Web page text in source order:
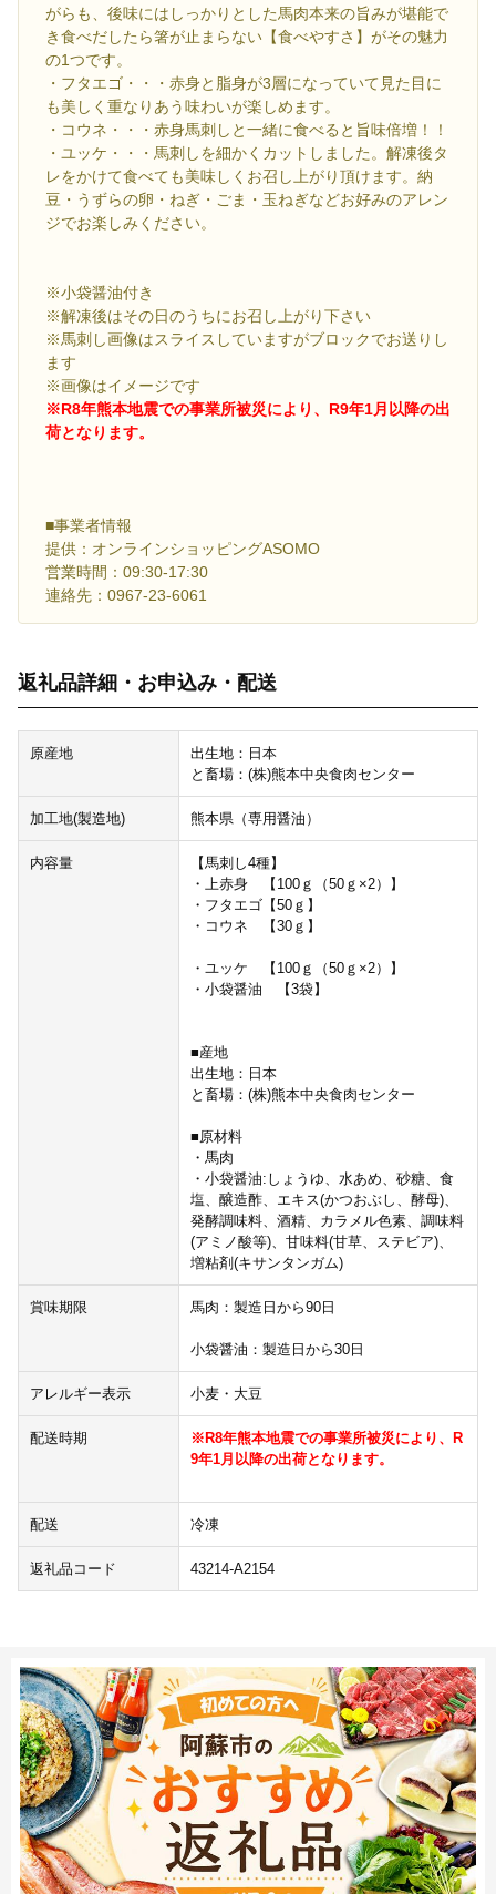
がらも、後味にはしっかりとした馬肉本来の旨みが堪能で
き食べだしたら箸が止まらない【食べやすさ】がその魅力
の1つです。
・フタエゴ・・・赤身と脂身が3層になっていて見た目に
も美しく重なりあう味わいが楽しめます。
・コウネ・・・赤身馬刺しと一緒に食べると旨味倍増！！
・ユッケ・・・馬刺しを細かくカットしました。解凍後タ
レをかけて食べても美味しくお召し上がり頂けます。納
豆・うずらの卵・ねぎ・ごま・玉ねぎなどお好みのアレン
ジでお楽しみください。
※小袋醤油付き
※解凍後はその日のうちにお召し上がり下さい
※馬刺し画像はスライスしていますがブロックでお送りし
ます
※画像はイメージです
※R8年熊本地震での事業所被災により、R9年1月以降の出
荷となります。
■事業者情報
提供：オンラインショッピングASOMO
営業時間：09:30-17:30
連絡先：0967-23-6061
返礼品詳細・お申込み・配送
原産地
出生地：日本
と畜場：(株)熊本中央食肉センター
加工地(製造地) 熊本県（専用醤油）
内容量
【馬刺し4種】
・上赤身 【100ｇ（50ｇ×2）】
・フタエゴ【50ｇ】
・コウネ 【30ｇ】
・ユッケ 【100ｇ（50ｇ×2）】
・小袋醤油 【3袋】
■産地
出生地：日本
と畜場：(株)熊本中央食肉センター
■原材料
・馬肉
・小袋醤油:しょうゆ、水あめ、砂糖、食
塩、醸造酢、エキス(かつおぶし、酵母)、
発酵調味料、酒精、カラメル色素、調味料
(アミノ酸等)、甘味料(甘草、ステビア)、
増粘剤(キサンタンガム)
賞味期限 馬肉：製造日から90日
小袋醤油：製造日から30日
アレルギー表示 小麦・大豆
配送時期
※R8年熊本地震での事業所被災により、R
9年1月以降の出荷となります。
配送 冷凍
返礼品コード 43214-A2154